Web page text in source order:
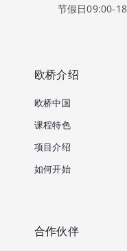
节假日09:00-
欧桥介绍
欧桥中国
课程特色
项目介绍
如何开始
合作伙伴